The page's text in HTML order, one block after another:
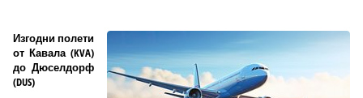
Изгодни полети
от Кавала (KVA)
до Дюселдорф
(DUS)